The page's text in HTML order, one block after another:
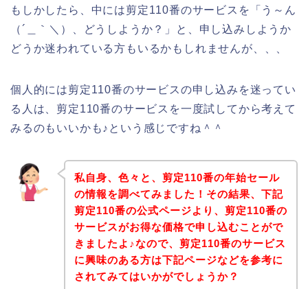
もしかしたら、中には剪定110番のサービスを「う～ん
（´＿｀＼）、どうしようか？」と、申し込みしようか
どうか迷われている方もいるかもしれませんが、、、
個人的には剪定110番のサービスの申し込みを迷ってい
る人は、剪定110番のサービスを一度試してから考えて
みるのもいいかも♪という感じですね＾＾
私自身、色々と、剪定110番の年始セール
の情報を調べてみました！その結果、下記
剪定110番の公式ページより、剪定110番の
サービスがお得な価格で申し込むことがで
きましたよ♪なので、剪定110番のサービス
に興味のある方は下記ページなどを参考に
されてみてはいかがでしょうか？